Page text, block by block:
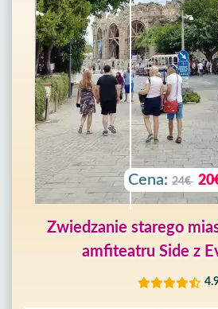
Cena: 24€
Zwiedzanie starego
amfiteatru Side z